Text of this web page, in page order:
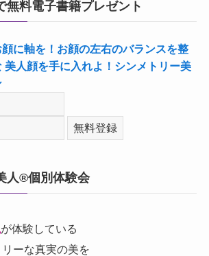
無料電子書籍プレゼント
に軸を！お顔の左右のバランスを整
美人顔を手に入れよ！シンメトリー美
人®個別体験会
が体験している
ーな真実の美を